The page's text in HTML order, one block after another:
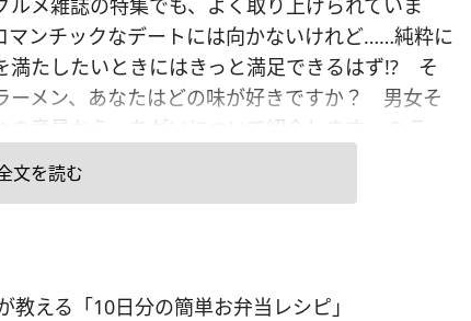
ルメ雑誌の特集でも、よく取り上げられていま
マンチックなデートには向かないけれど……純粋に
満たしたいときにはきっと満足できるはず!? そ
ーメン、あなたはどの味が好きですか？ 男女そ
の意見から、ちがいについて紹介します。 Q.ラー
味で一番好きなのはどれ？ 【女性】第1位「塩ラ
」……25.0％第2位「とんこつラーメン」……24.3％
※4位以下省略 定番の「しょうゆ」が第1位かと思
文を読む
える「10日分の簡単お弁当レシピ」